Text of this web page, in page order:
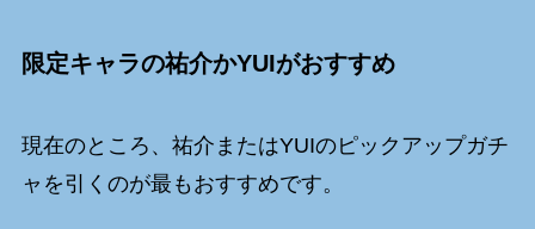
限定キャラの祐介かYUIがおすすめ
現在のところ、祐介またはYUIのピックアップガチ
ャを引くのが最もおすすめです。